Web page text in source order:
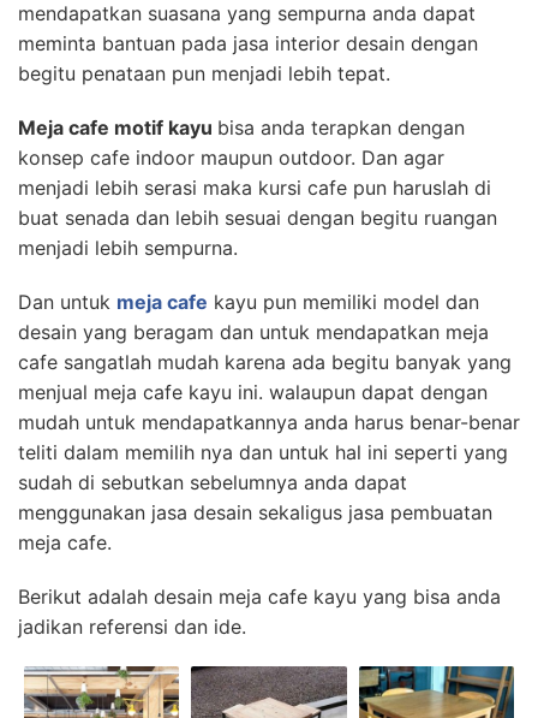
mendapatkan suasana yang sempurna anda dapat
meminta bantuan pada jasa interior desain dengan
begitu penataan pun menjadi lebih tepat.
Meja cafe motif kayu bisa anda terapkan dengan
konsep cafe indoor maupun outdoor. Dan agar
menjadi lebih serasi maka kursi cafe pun haruslah di
buat senada dan lebih sesuai dengan begitu ruangan
menjadi lebih sempurna.
Dan untuk meja cafe kayu pun memiliki model dan
desain yang beragam dan untuk mendapatkan meja
cafe sangatlah mudah karena ada begitu banyak yang
menjual meja cafe kayu ini. walaupun dapat dengan
mudah untuk mendapatkannya anda harus benar-benar
teliti dalam memilih nya dan untuk hal ini seperti yang
sudah di sebutkan sebelumnya anda dapat
menggunakan jasa desain sekaligus jasa pembuatan
meja cafe.
Berikut adalah desain meja cafe kayu yang bisa anda
jadikan referensi dan ide.